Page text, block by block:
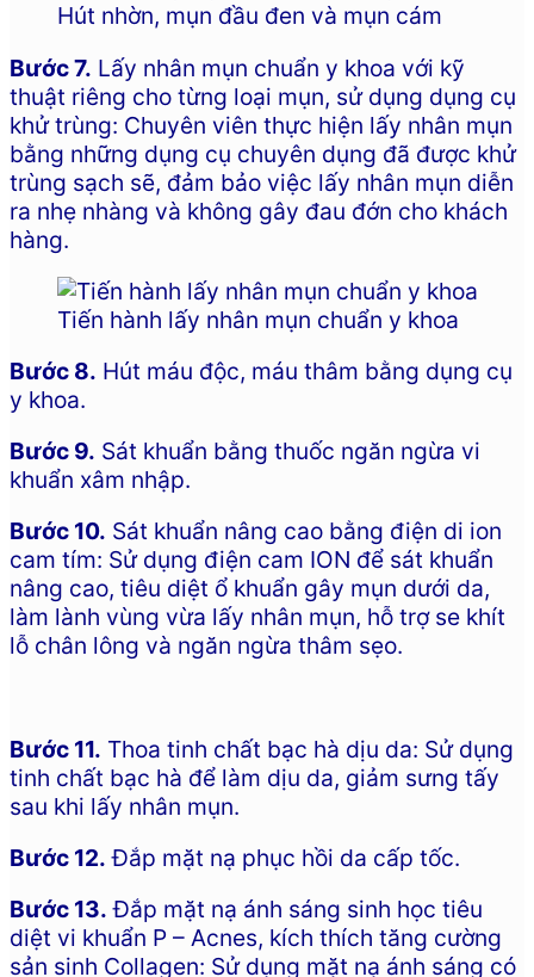
Hút nhờn, mụn đầu đen và mụn cám
Bước 7. Lấy nhân mụn chuẩn y khoa với kỹ
thuật riêng cho từng loại mụn, sử dụng dụng cụ
khử trùng: Chuyên viên thực hiện lấy nhân mụn
bằng những dụng cụ chuyên dụng đã được khử
trùng sạch sẽ, đảm bảo việc lấy nhân mụn diễn
ra nhẹ nhàng và không gây đau đớn cho khách
hàng.
Tiến hành lấy nhân mụn chuẩn y khoa
Bước 8. Hút máu độc, máu thâm bằng dụng cụ
y khoa.
Bước 9. Sát khuẩn bằng thuốc ngăn ngừa vi
khuẩn xâm nhập.
Bước 10. Sát khuẩn nâng cao bằng điện di ion
cam tím: Sử dụng điện cam ION để sát khuẩn
nâng cao, tiêu diệt ổ khuẩn gây mụn dưới da,
làm lành vùng vừa lấy nhân mụn, hỗ trợ se khít
lỗ chân lông và ngăn ngừa thâm sẹo.
Bước 11. Thoa tinh chất bạc hà dịu da: Sử dụng
tinh chất bạc hà để làm dịu da, giảm sưng tấy
sau khi lấy nhân mụn.
Bước 12. Đắp mặt nạ phục hồi da cấp tốc.
Bước 13. Đắp mặt nạ ánh sáng sinh học tiêu
diệt vi khuẩn P – Acnes, kích thích tăng cường
sản sinh Collagen: Sử dụng mặt nạ ánh sáng có